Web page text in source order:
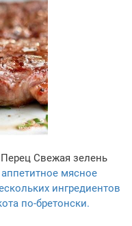
Перец Свежая зелень
мясное
ингредиентов
по-бретонски.